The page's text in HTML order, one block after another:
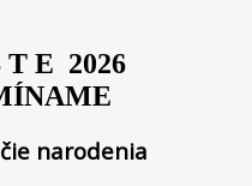
T E 2026
narodenia